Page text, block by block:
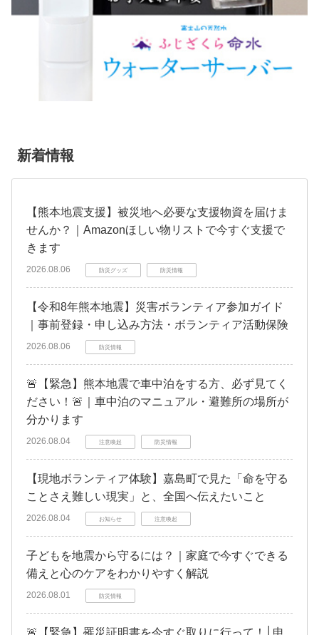
新着情報
【熊本地震支援】被災地へ必要な支援物資を届けま
せんか？｜Amazonほしい物リストで今すぐ支援で
きます
2026.08.06 防災グッズ 防災情報
【令和8年熊本地震】災害ボランティア参加ガイド
｜事前登録・申し込み方法・ボランティア活動保険
2026.08.06 防災情報
🚨【緊急】熊本地震で車中泊をする方、必ず見てく
ださい！🚨｜車中泊のマニュアル・避難所の場所が
分かります
2026.08.04 注意喚起 防災情報
【現地ボランティア体験】嘉島町で見た「命を守る
ことさえ難しい現実」と、全国へ伝えたいこと
2026.08.04 お知らせ 注意喚起
子どもを地震から守るには？｜家庭で今すぐできる
備えと心のケアをわかりやすく解説
2026.08.01 防災情報